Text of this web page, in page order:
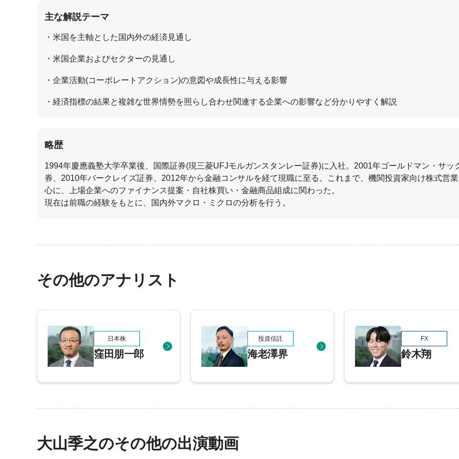
主な解説テーマ
米国を主軸とした国内外の経済見通し
米国企業およびセクターの見通し
企業活動(コーポレートアクション)の意図や成長性に与える影響
経済指標の結果と複雑な世界情勢を照らし合わせ関連する企業への影響など分かりやすく解説
略歴
1994年慶應義塾大学卒業後、国際証券(現三菱UFJモルガンスタンレー証券)に入社。2001年ゴールドマン・サッ
券、2010年バークレイズ証券、2012年から金融コンサルを経て現職に至る。これまで、機関投資家向け株式営
心に、上場企業へのファイナンス提案・自社株買い・金融商品組成に関わった。
現在は前職の経験をもとに、国内外マクロ・ミクロの分析を行う。
その他のアナリスト
日本株
窪田朋一郎
投資信託
海老澤界
FX
鈴木翔
大山季之のその他の出演動画